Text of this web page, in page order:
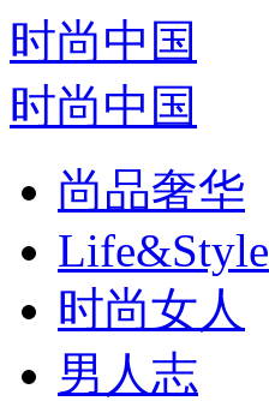
时尚中国
时尚中国
尚品奢华
Life&Style
时尚女人
男人志